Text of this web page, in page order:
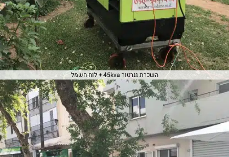
השכרת גנרטור 45kva + ‏לוח חשמל